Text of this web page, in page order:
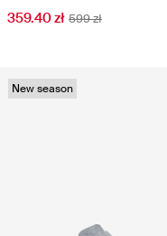
359.40 zł 599 zł
New season